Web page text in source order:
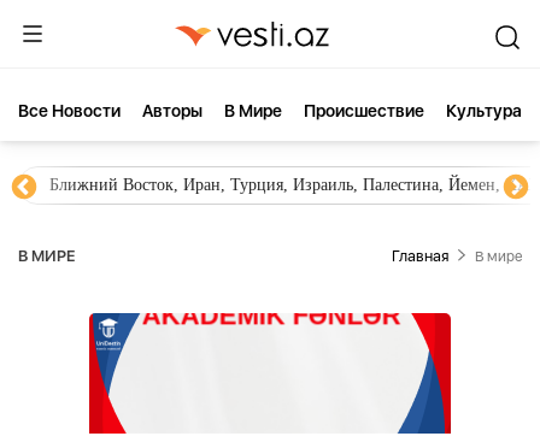
Все Новости Aвторы В Мире Происшествие Культура
Ближний Восток, Иран, Турция, Израиль, Палестина, Йемен,
В МИРЕ Главная В мире